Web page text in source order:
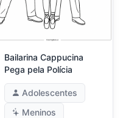
Bailarina Cappucina
Pega pela Polícia
Adolescentes
Meninos